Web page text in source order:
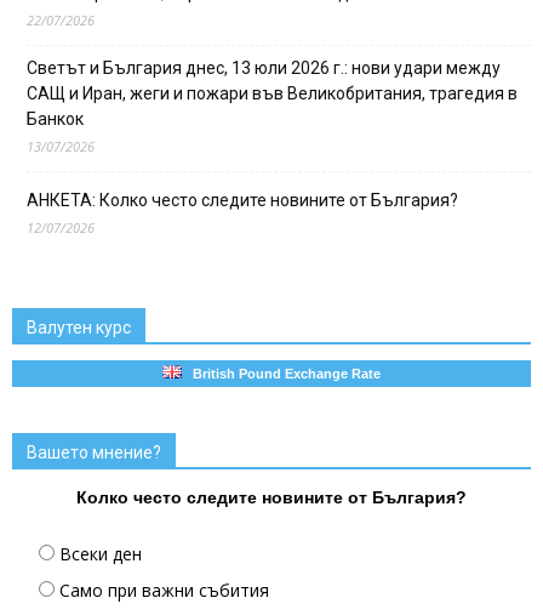
22/07/2026
Светът и България днес, 13 юли 2026 г.: нови удари между
САЩ и Иран, жеги и пожари във Великобритания, трагедия в
Банкок
13/07/2026
АНКЕТА: Колко често следите новините от България?
12/07/2026
Валутен курс
British Pound Exchange Rate
Вашето мнение?
Колко често следите новините от България?
Всеки ден
Само при важни събития